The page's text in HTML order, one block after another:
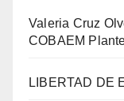
Valeria Cruz
COBAEM
LIBERTAD DE